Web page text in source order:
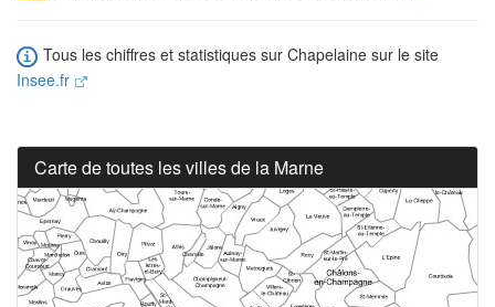
Tous les chiffres et statistiques sur Chapelaine sur le site
Insee.fr
Carte de toutes les villes de la Marne